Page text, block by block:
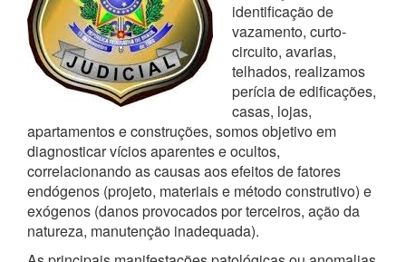
identificação de
vazamento, curto-
circuito, avarias,
telhados, realizamos
perícia de edificações,
casas, lojas,
apartamentos e construções, somos objetivo em
diagnosticar vícios aparentes e ocultos,
correlacionando as causas aos efeitos de fatores
endógenos (projeto, materiais e método construtivo) e
exógenos (danos provocados por terceiros, ação da
natureza, manutenção inadequada).